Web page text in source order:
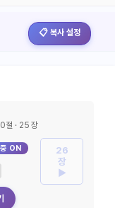
📋 복사 설정
절 · 25 장
ON
26
장
▶